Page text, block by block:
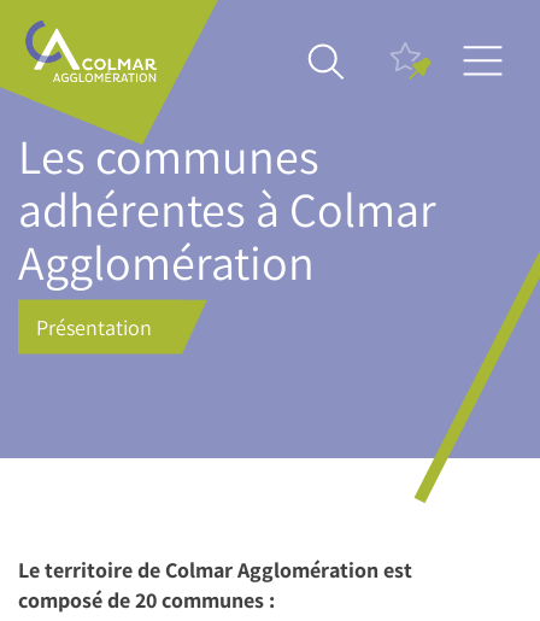
Aller
contenu
principal
Main
navigation
Les communes
adhérentes à Colmar
Agglomération
Présentation
Le territoire de Colmar Agglomération est
composé de 20 communes :